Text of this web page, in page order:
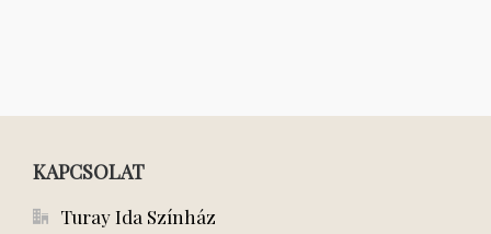
KAPCSOLAT
Turay Ida Színház